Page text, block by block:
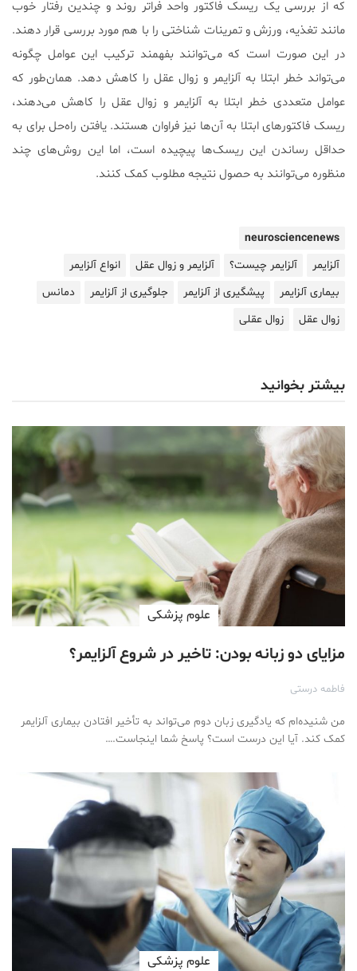
که از بررسی یک ریسک فاکتور واحد فراتر روند و چندین رفتار خوب
مانند تغذیه، ورزش و تمرینات شناختی را با هم مورد بررسی قرار دهند.
در این صورت است که می‌توانند بفهمند ترکیب این عوامل چگونه
می‌تواند خطر ابتلا به آلزایمر و زوال عقل را کاهش دهد. همان‌طور که
عوامل متعددی خطر ابتلا به آلزایمر و زوال عقل را کاهش می‌دهند،
ریسک فاکتورهای ابتلا به آن‌ها نیز فراوان هستند. یافتن راه‌حل برای به
حداقل رساندن این ریسک‌ها پیچیده است، اما این روش‌های چند
منظوره می‌توانند به حصول نتیجه مطلوب کمک کنند.
neurosciencenews
آلزایمر
آلزایمر چیست؟ آلزایمر و زوال عقل
انواع آلزایمر
بیماری آلزایمر
پیشگیری از آلزایمر جلوگیری از آلزایمر
دمانس
زوال عقل
زوال عقلی
بیشتر بخوانید
علوم پزشكی
مزایای دو زبانه بودن: تاخیر در شروع آلزایمر؟
فاطمه درستی
من شنیده‌ام که یادگیری زبان دوم می‌تواند به تأخیر افتادن بیماری آلزایمر
کمک کند. آیا این درست است؟ پاسخ شما اینجاست.…
علوم پزشكی